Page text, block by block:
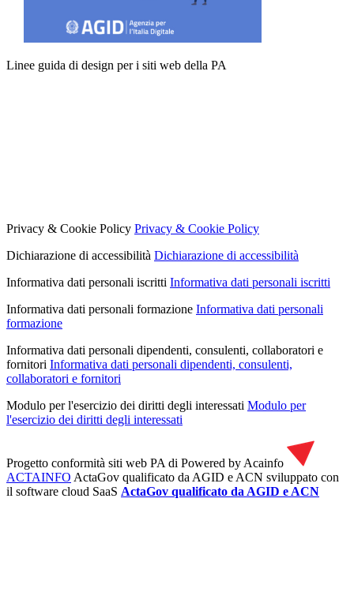
Linee guida di design per i siti web della PA
Privacy & Cookie Policy Privacy & Cookie Policy
Dichiarazione di accessibilità Dichiarazione di accessibilità
Informativa dati personali iscritti Informativa dati personali iscritti
Informativa dati personali formazione Informativa dati personali
formazione
Informativa dati personali dipendenti, consulenti, collaboratori e
fornitori Informativa dati personali dipendenti, consulenti,
collaboratori e fornitori
Modulo per l'esercizio dei diritti degli interessati Modulo per
l'esercizio dei diritti degli interessati
Progetto conformità siti web PA di Powered by Acainfo
ACTAINFO ActaGov qualificato da AGID e ACN sviluppato con
il software cloud SaaS ActaGov qualificato da AGID e ACN